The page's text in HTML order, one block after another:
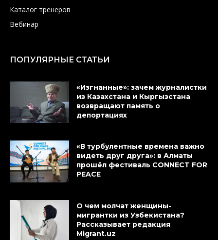
Каталог тренеров
Вебинар
ПОПУЛЯРНЫЕ СТАТЬИ
«Изгнанные»: зачем журналистки
из Казахстана и Кыргызстана
возвращают память о
депортациях
«В турбулентные времена важно
видеть друг друга»: в Алматы
прошёл фестиваль CONNECT FOR
PEACE
О чем молчат женщины-
мигрантки из Узбекистана?
Рассказывает редакция
Migrant.uz